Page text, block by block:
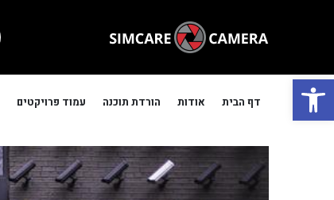
פתח סרגל נגישות
דף הבית אודות הורדת תוכנה עמוד פרויקטים